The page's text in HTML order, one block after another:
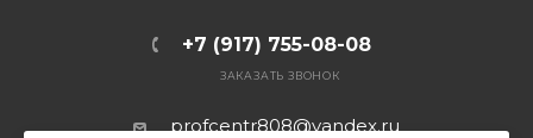
+7 (917) 755-08-08
ЗАКАЗАТЬ ЗВОНОК
profcentr808@yandex.ru